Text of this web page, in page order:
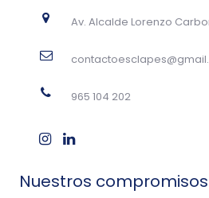
Av. Alcalde Lorenzo
965 104 202
Nuestros compromisos